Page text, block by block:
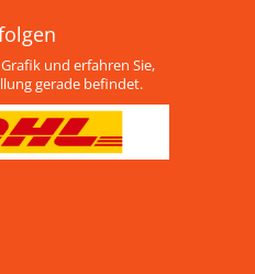
und erfahren Sie,
gerade befindet.